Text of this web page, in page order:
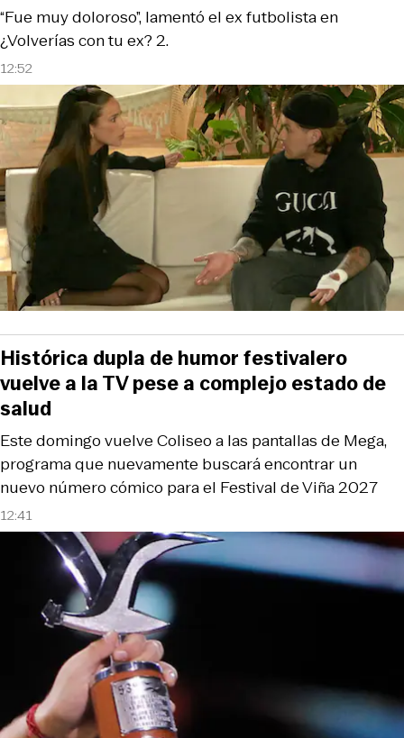
12:52
“Fue muy doloroso”, lamentó el ex futbolista en
¿Volverías con tu ex? 2.
12:41
Este domingo vuelve Coliseo a las pantallas de Mega,
programa que nuevamente buscará encontrar un
nuevo número cómico para el Festival de Viña 2027
Histórica dupla de humor festivalero
vuelve a la TV pese a complejo estado de
salud